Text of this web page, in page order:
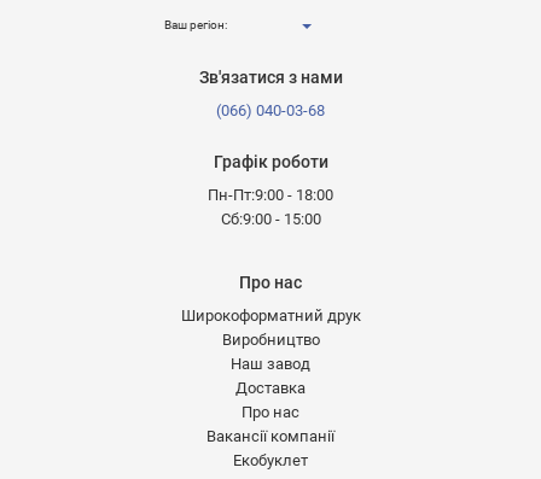
Ваш регіон:
Зв'язатися з нами
(066) 040-03-68
Графік роботи
Пн-Пт:9:00 - 18:00
Сб:9:00 - 15:00
Про нас
Широкоформатний друк
Виробництво
Наш завод
Доставка
Про нас
Вакансії компанії
Екобуклет